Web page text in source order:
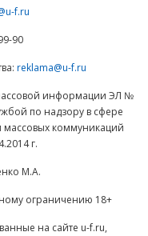
f.ru
90
reklama@u-f.ru
информации ЭЛ №
по надзору в сфере
коммуникаций
г.
М.А.
ограничению 18+
на сайте u-f.ru,